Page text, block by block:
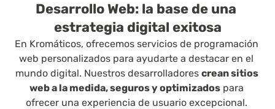
Desarrollo Web: la base de una
estrategia digital exitosa
En Kromáticos, ofrecemos servicios de programación
web personalizados para ayudarte a destacar en el
mundo digital. Nuestros desarrolladores crean sitios
web a la medida, seguros y optimizados para
ofrecer una experiencia de usuario excepcional.